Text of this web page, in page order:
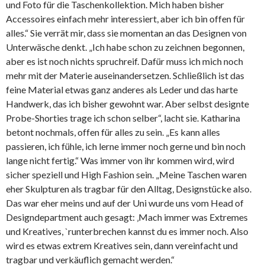
und Foto für die Taschenkollektion. Mich haben bisher
Accessoires einfach mehr interessiert, aber ich bin offen für
alles.“ Sie verrät mir, dass sie momentan an das Designen von
Unterwäsche denkt. „Ich habe schon zu zeichnen begonnen,
aber es ist noch nichts spruchreif. Dafür muss ich mich noch
mehr mit der Materie auseinandersetzen. Schließlich ist das
feine Material etwas ganz anderes als Leder und das harte
Handwerk, das ich bisher gewohnt war. Aber selbst designte
Probe-Shorties trage ich schon selber“, lacht sie. Katharina
betont nochmals, offen für alles zu sein. „Es kann alles
passieren, ich fühle, ich lerne immer noch gerne und bin noch
lange nicht fertig.“ Was immer von ihr kommen wird, wird
sicher speziell und High Fashion sein. „Meine Taschen waren
eher Skulpturen als tragbar für den Alltag, Designstücke also.
Das war eher meins und auf der Uni wurde uns vom Head of
Designdepartment auch gesagt: ‚Mach immer was Extremes
und Kreatives, `runterbrechen kannst du es immer noch. Also
wird es etwas extrem Kreatives sein, dann vereinfacht und
tragbar und verkäuflich gemacht werden.“